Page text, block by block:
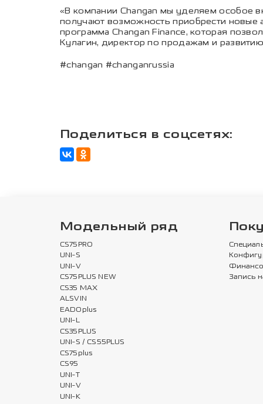
«В компании Changan мы уделяем особое
получают возможность приобрести
программа Changan Finance, которая
Кулагин, директор по продажам и
#changan #changanrussia
Поделиться в соцсетях:
Модельный ряд
CS75PRO
UNI-S
UNI-V
CS75PLUS NEW
CS35 MAX
ALSVIN
EADOplus
UNI-L
CS35PLUS
UNI-S / CS55PLUS
CS75plus
CS95
UNI-T
UNI-V
UNI-K
Запись